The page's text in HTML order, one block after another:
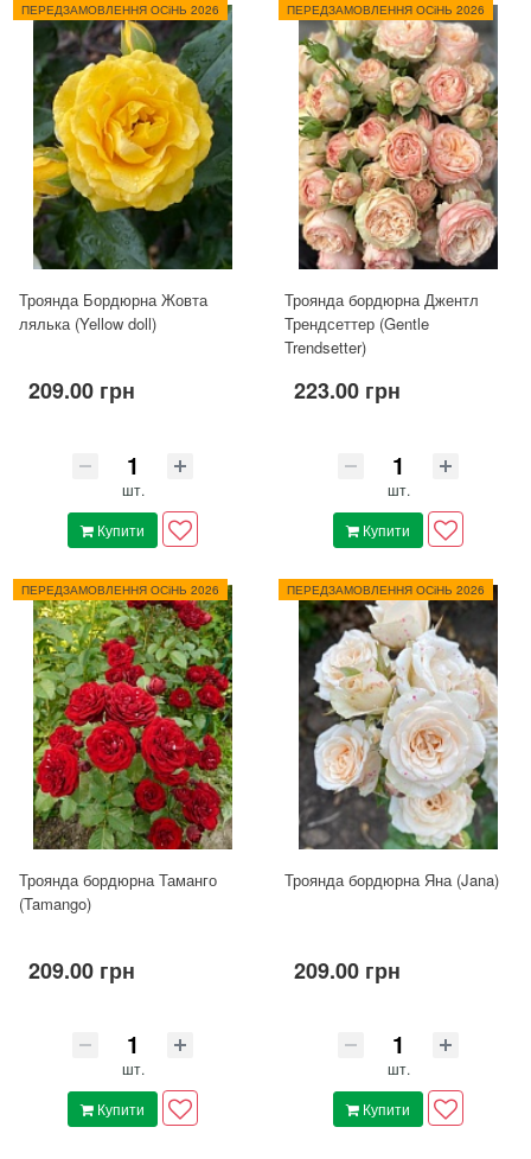
ПЕРЕДЗАМОВЛЕННЯ ОСіНЬ 2026
Троянда Бордюрна Жовта
лялька (Yellow doll)
209.00 грн
шт.
Купити
ПЕРЕДЗАМОВЛЕННЯ ОСіНЬ 2026
Троянда бордюрна Джентл
Трендсеттер (Gentle
Trendsetter)
223.00 грн
шт.
Купити
ПЕРЕДЗАМОВЛЕННЯ ОСіНЬ 2026
Троянда бордюрна Таманго
(Tamango)
209.00 грн
шт.
Купити
ПЕРЕДЗАМОВЛЕННЯ ОСіНЬ 2026
Троянда бордюрна Яна (Jana)
209.00 грн
шт.
Купити